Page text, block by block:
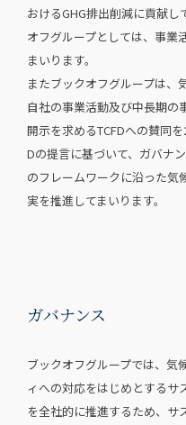
おけるGHG排出削減に貢献
オフグループとしては、事業
まいります。
またブックオフグループは、
自社の事業活動及び中長期の
開示を求めるTCFDへの賛同
Dの提言に基づいて、ガバナ
のフレームワークに沿った気
実を推進してまいります。
ガバナンス
ブックオフグループでは、気
ィへの対応をはじめとするサ
を全社的に推進するため、サ